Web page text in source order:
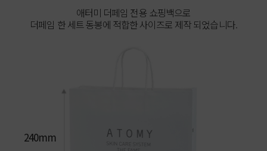
애터미 더페임 전용 쇼핑백으로
더페임 한 세트 동봉에 적합한 사이즈로 제작 되었습니다.
240mm